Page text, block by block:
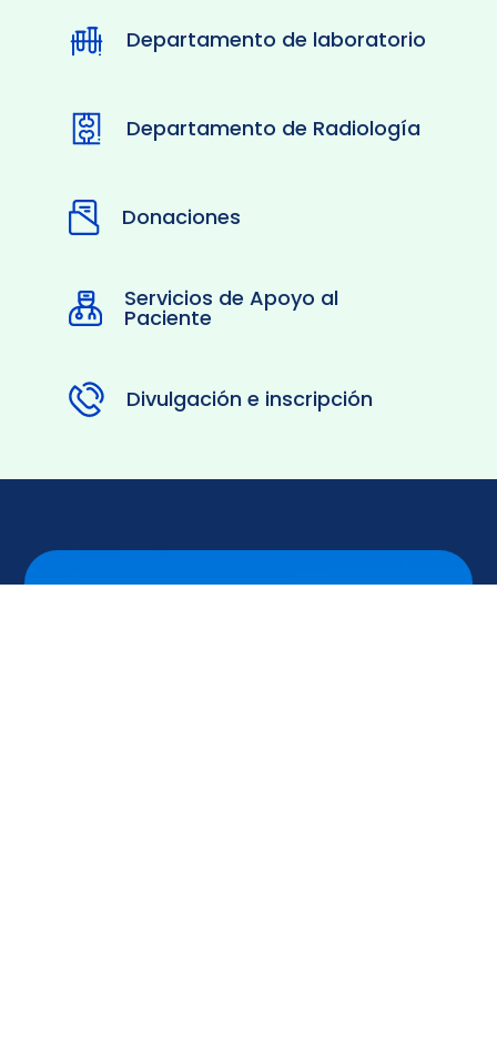
Departamento de laboratorio
Departamento de Radiología
Donaciones
Servicios de Apoyo al
Paciente
Divulgación e inscripción